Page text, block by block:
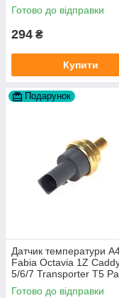
Готово до відправки
294 ₴
Купити
Подарунок
Датчик температури
Fabia Octavia 1Z
5/6/7 Transporter T5
B6 (колір сірий)
Готово до відправки